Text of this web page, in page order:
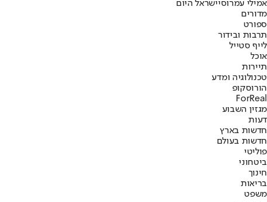
אמילי עמרוסיישראל היום
מדורים
ספורט
תרבות ובידור
לייף סטייל
אוכל
תיירות
טכנולוגיה ומדע
הורוסקופ
ForReal
מגזין השבוע
דעות
חדשות בארץ
חדשות בעולם
פוליטי
ביטחוני
חינוך
בריאות
משפט